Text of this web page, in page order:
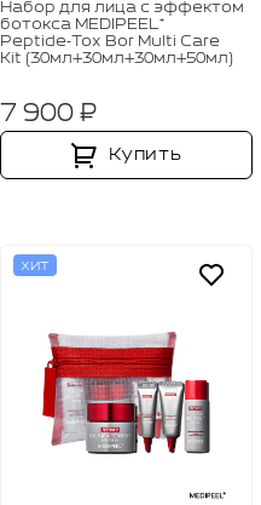
Набор для лица с эффектом
ботокса MEDIPEEL⁺
Peptide‑Tox Bor Multi Care
Kit (30мл+30мл+30мл+50мл)
7 900 ₽
Купить
ХИТ